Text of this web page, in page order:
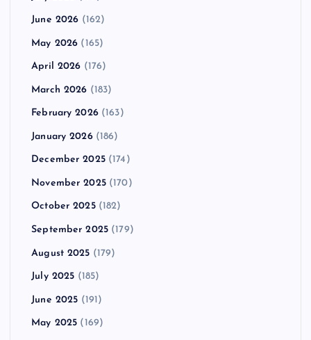
June 2026 (162)
May 2026 (165)
April 2026 (176)
March 2026 (183)
February 2026(163)
January 2026(186)
December 2025(174)
November 2025(170)
October 2025(182)
September 2025 (179)
August 2025 (179)
July 2025 (185)
June 2025 (191)
May 2025 (169)